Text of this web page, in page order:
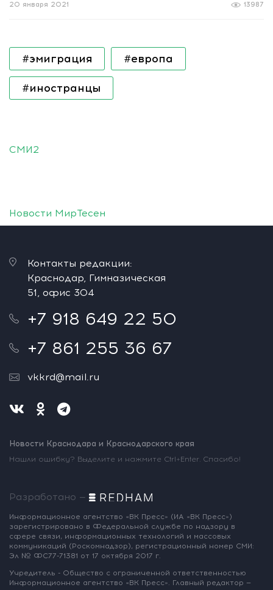
13987
20 января 2021
#эмиграция #европа
#иностранцы
СМИ2
Новости МирТесен
Контакты редакции:
Краснодар, Гимназическая
51, офис 304
+7 918 649 22 50
+7 861 255 36 67
vkkrd@mail.ru
Новости Краснодара и Краснодарского края
Нашли ошибку? Выделите и нажмите Ctrl+Enter. Спасибо!
Разработано —
Информационное агентство «ВК Пресс» (ИА «ВК Пресс»)
зарегистрировано в Федеральной службе по надзору в
сфере связи, информационных технологий и массовых
коммуникаций (Роскомнадзор), регистрационный номер СМИ:
Эл № ФС77-71381 от 17 октября 2017 г.
Учредитель - Общество с ограниченной ответственностью
Информационное агентство «ВК Пресс». Главный редактор —